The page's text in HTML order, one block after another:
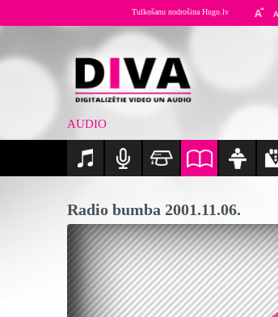
Tulkošanu nodrošina Hugo.lv
AUDIO
Radio bumba 2001.11.06.